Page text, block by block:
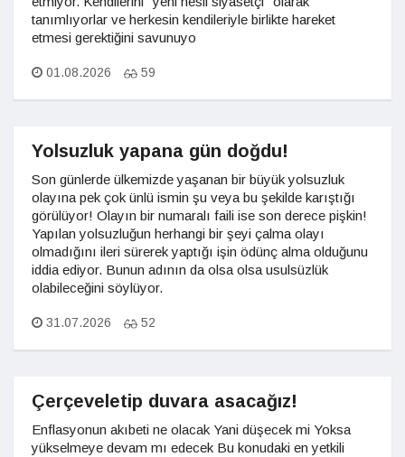
tanımlıyorlar ve herkesin kendileriyle birlikte hareket
etmesi gerektiğini savunuyo
01.08.2026 59
Yolsuzluk yapana gün doğdu!
Son günlerde ülkemizde yaşanan bir büyük yolsuzluk
olayına pek çok ünlü ismin şu veya bu şekilde karıştığı
görülüyor! Olayın bir numaralı faili ise son derece pişkin!
Yapılan yolsuzluğun herhangi bir şeyi çalma olayı
olmadığını ileri sürerek yaptığı işin ödünç alma olduğunu
iddia ediyor. Bunun adının da olsa olsa usulsüzlük
olabileceğini söylüyor.
31.07.2026 52
Çerçeveletip duvara asacağız!
Enflasyonun akıbeti ne olacak Yani düşecek mi Yoksa
yükselmeye devam mı edecek Bu konudaki en yetkili